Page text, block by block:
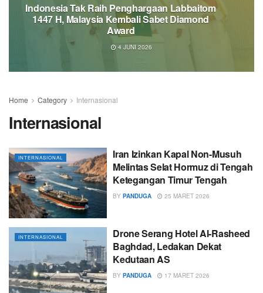
Indonesia Tak Raih Penghargaan Labbaitom
1447 H, Malaysia Kembali Sabet Diamond
Award
4 JUNI 2026
Home Category Internasional
Internasional
INTERNASIONAL
Iran Izinkan Kapal Non-Musuh
Melintas Selat Hormuz di Tengah
Ketegangan Timur Tengah
BY PANDUGA 25 MARET 2026
INTERNASIONAL
Drone Serang Hotel Al-Rasheed
Baghdad, Ledakan Dekat
Kedutaan AS
BY PANDUGA 17 MARET 2026